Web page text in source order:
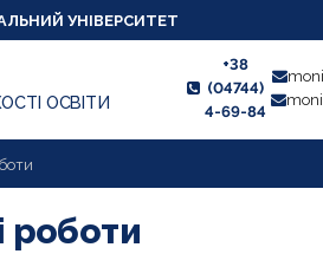
УНІВЕРСИТЕТ
ОСВІТИ
+38
(04744)
4-69-84
роботи